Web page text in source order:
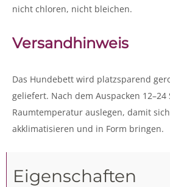
nicht chloren, nicht bleichen.
Versandhinweis
Das Hundebett wird platzsparend
geliefert. Nach dem Auspacken 12–24
Raumtemperatur auslegen, damit
akklimatisieren und in Form bringen.
Eigenschaften